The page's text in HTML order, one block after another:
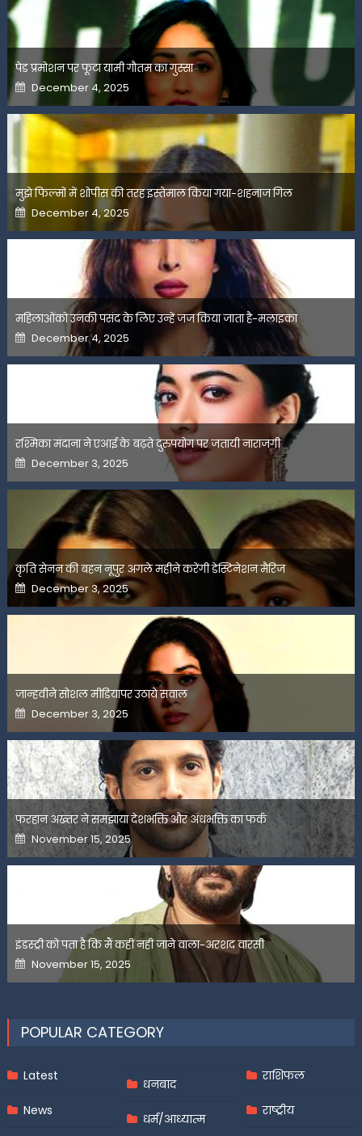
पेड प्रमोशन पर फूटा यामी गौतम का गुस्सा
Posted
on
December 4, 2025
मुझे फिल्मों में शोपीस की तरह इस्तेमाल किया गया-शहनाज गिल
Posted
on
December 4, 2025
महिलाओंको उनकी पसंद के लिए उन्हें जज किया जाता है-मलाइका
Posted
on
December 4, 2025
रश्मिका मंदाना ने एआई के बढ़ते दुरुपयोग पर जतायी नाराजगी
Posted
on
December 3, 2025
कृति सेनन की बहन नूपुर अगले महीने करेंगी डेस्टिनेशन मैरिज
Posted
on
December 3, 2025
जान्हवीने सोशल मीडियापर उठाये सवाल
Posted
on
December 3, 2025
फरहान अख्तर ने समझाया देशभक्ति और अंधभक्ति का फर्क
Posted
on
November 15, 2025
इंडस्ट्री को पता है कि मैं कहीं नहीं जाने वाला-अरशद वारसी
Posted
on
November 15, 2025
POPULAR CATEGORY
Latest
News
धनबाद
धर्म/आध्यात्म
राशिफल
राष्ट्रीय